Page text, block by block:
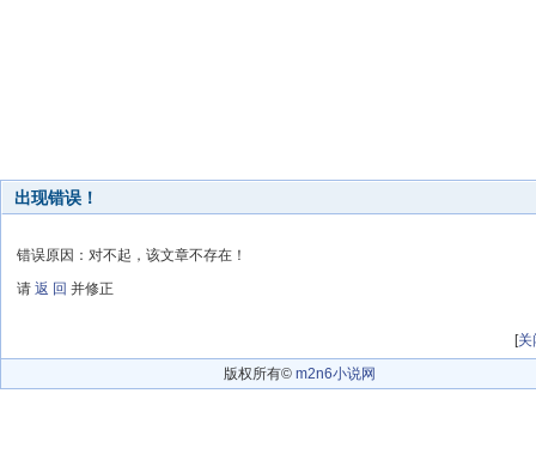
出现错误！
错误原因：对不起，该文章不存在！
请 返 回 并修正
[关
版权所有© m2n6小说网